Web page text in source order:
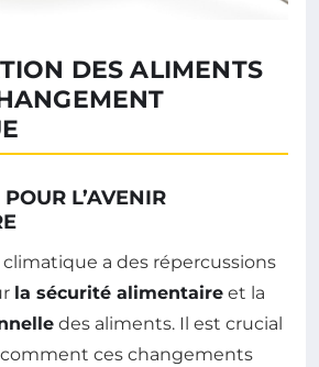
DES ALIMENTS
L’AVENIR
a des répercussions
la sécurité alimentaire et la
des aliments. Il est crucial
ces changements